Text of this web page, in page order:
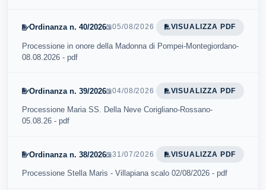
Ordinanza n. 40/2026 05/08/2026 VISUALIZZA PDF
Processione in onore della Madonna di Pompei-Montegiordano-
08.08.2026 - pdf
Ordinanza n. 39/2026 04/08/2026 VISUALIZZA PDF
Processione Maria SS. Della Neve Corigliano-Rossano-
05.08.26 - pdf
Ordinanza n. 38/2026 31/07/2026 VISUALIZZA PDF
Processione Stella Maris - Villapiana scalo 02/08/2026 - pdf